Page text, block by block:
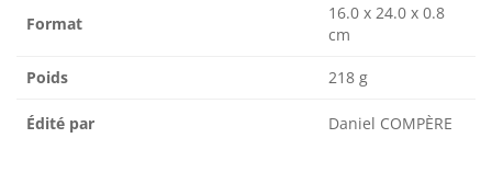
Format
16.0 x 24.0 x 0.8
cm
Poids 218 g
Édité par Daniel COMPÈRE